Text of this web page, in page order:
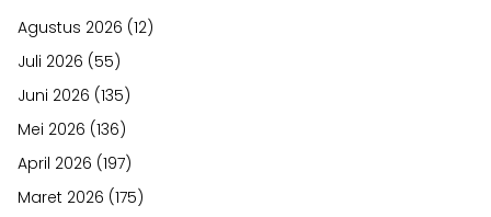
Agustus 2026 (12)
Juli 2026 (55)
Juni 2026 (135)
Mei 2026 (136)
April 2026 (197)
Maret 2026 (175)